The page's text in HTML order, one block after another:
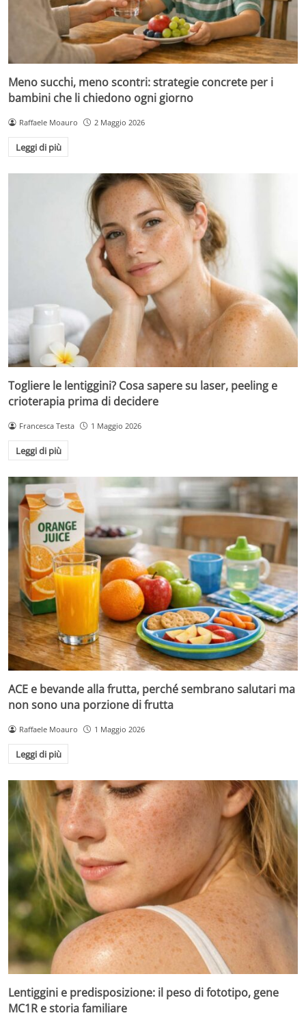
Meno succhi, meno scontri: strategie concrete per i
bambini che li chiedono ogni giorno
Raffaele Moauro 2 Maggio 2026
Leggi di più
Togliere le lentiggini? Cosa sapere su laser, peeling e
crioterapia prima di decidere
Francesca Testa 1 Maggio 2026
Leggi di più
ACE e bevande alla frutta, perché sembrano salutari ma
non sono una porzione di frutta
Raffaele Moauro 1 Maggio 2026
Leggi di più
Lentiggini e predisposizione: il peso di fototipo, gene
MC1R e storia familiare